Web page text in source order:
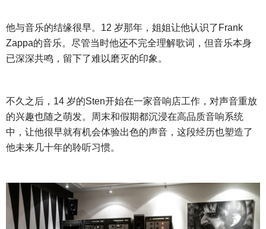
他与音乐的结缘很早。 12 岁那年，姐姐让他认识了Frank
Zappa的音乐。尽管当时他还不完全理解歌词，但音乐本身
已深深共鸣，留下了难以磨灭的印象。
不久之后， 14 岁的Sten开始在一家音响店工作，对声音重放
的兴趣也随之萌发。周末和假期都沉浸在高品质音响系统
中，让他很早就有机会体验出色的声音，这段经历也塑造了
他未来几十年的聆听习惯。